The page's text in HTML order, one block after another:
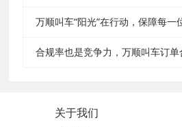
万顺叫车“阳光”在行动，保障每一
合规率也是竞争力，万顺叫车订
关于我们